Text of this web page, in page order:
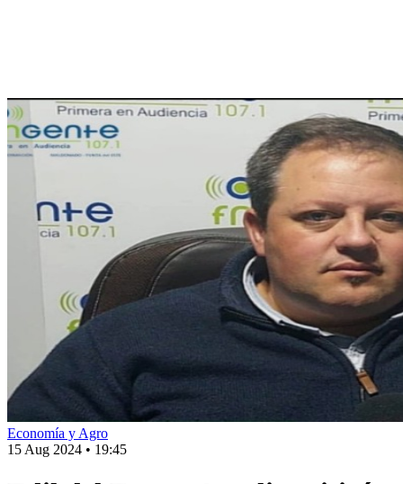
Economía y Agro
15 Aug 2024 • 19:45